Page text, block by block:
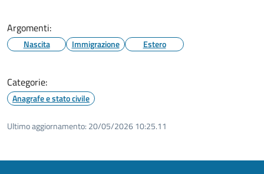
Argomenti:
Nascita Immigrazione Estero
Categorie:
Anagrafe e stato civile
Ultimo aggiornamento: 20/05/2026 10:25.11